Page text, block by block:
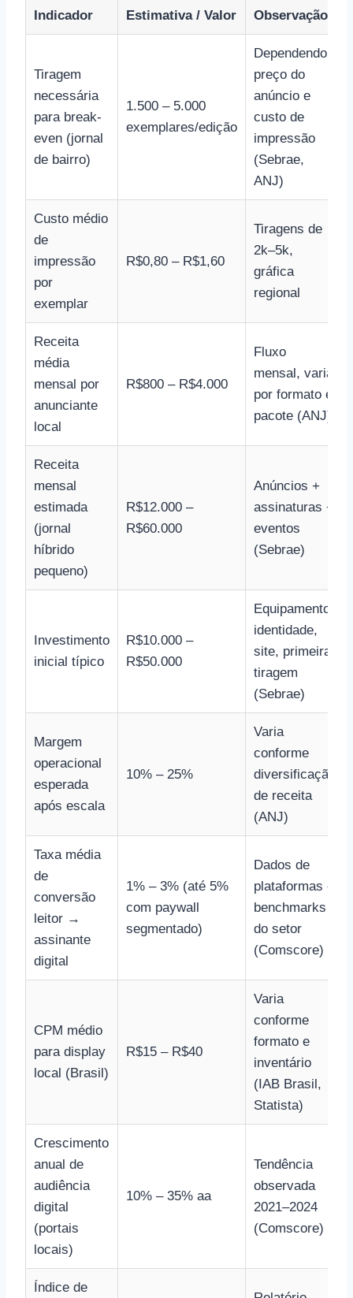
Indicador Estimativa / Valor Observação
Tiragem
necessária
para break-
even (jornal
de bairro)
1.500 – 5.000
exemplares/edição
Dependendo
preço do
anúncio e
custo de
impressão
(Sebrae,
ANJ)
Custo médio
de
impressão
por
exemplar
R$0,80 – R$1,60
Tiragens de
2k–5k,
gráfica
regional
Receita
média
mensal por
anunciante
local
R$800 – R$4.000
Fluxo
mensal, varia
por formato e
pacote (ANJ)
Receita
mensal
estimada
(jornal
híbrido
pequeno)
R$12.000 –
R$60.000
Anúncios +
assinaturas +
eventos
(Sebrae)
Investimento
inicial típico
R$10.000 –
R$50.000
Equipamento,
identidade,
site, primeira
tiragem
(Sebrae)
Margem
operacional
esperada
após escala
10% – 25%
Varia
conforme
diversificação
de receita
(ANJ)
Taxa média
de
conversão
leitor →
assinante
digital
1% – 3% (até 5%
com paywall
segmentado)
Dados de
plataformas e
benchmarks
do setor
(Comscore)
CPM médio
para display
local (Brasil)
R$15 – R$40
Varia
conforme
formato e
inventário
(IAB Brasil,
Statista)
Crescimento
anual de
audiência
digital
(portais
locais)
10% – 35% aa
Tendência
observada
2021–2024
(Comscore)
Índice de